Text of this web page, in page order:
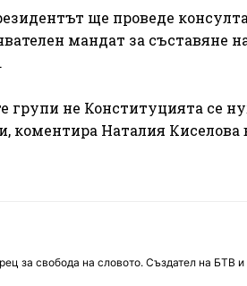
ще проведе
мандат за съставяне
не Конституцията се
коментира Наталия Киселова
за свобода на словото. Създател на БТВ и